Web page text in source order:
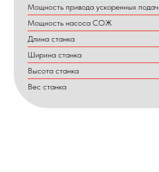
Мощность привода ускоренных подач
Мощность насоса СОЖ
Длина станка
Ширина станка
Высота станка
Вес станка